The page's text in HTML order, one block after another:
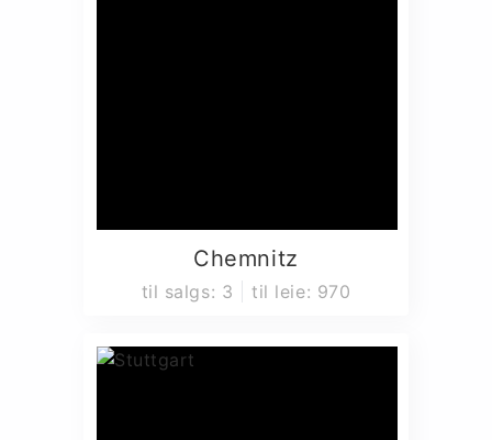
Chemnitz
til salgs: 3 til leie: 970